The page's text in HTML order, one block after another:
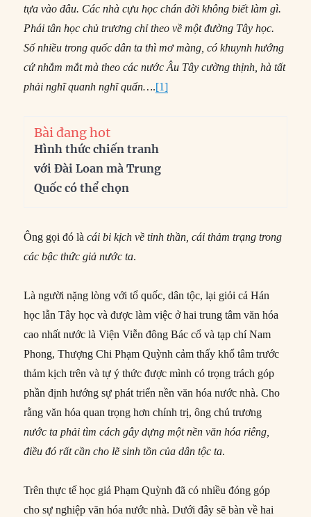
tựa vào đâu. Các nhà cựu học chán đời không biết làm gì.
Phái tân học chủ trương chỉ theo về một đường Tây học.
Số nhiều trong quốc dân ta thì mơ màng, có khuynh hướng
cứ nhắm mắt mà theo các nước Âu Tây cường thịnh, hà tất
phải nghĩ quanh nghĩ quẩn….[1]
Bài đang hot
Hình thức chiến tranh
với Đài Loan mà Trung
Quốc có thể chọn
Ông gọi đó làcái bi kịch về tinh thần, cái thảm trạng trong
các bậc thức giả nước ta.
Là người nặng lòng với tổ quốc, dân tộc, lại giỏi cả Hán
học lẫn Tây học và được làm việc ở hai trung tâm văn hóa
cao nhất nước là Viện Viễn đông Bác cổ và tạp chí Nam
Phong, Thượng Chi Phạm Quỳnh cảm thấy khổ tâm trước
thảm kịch trên và tự ý thức được mình có trọng trách góp
phần định hướng sự phát triển nền văn hóa nước nhà. Cho
rằng văn hóa quan trọng hơn chính trị, ông chủ trương
nước ta phải tìm cách gây dựng một nền văn hóa riêng,
điều đó rất cần cho lẽ sinh tồn của dân tộc ta.
Trên thực tế học giả Phạm Quỳnh đã có nhiều đóng góp
cho sự nghiệp văn hóa nước nhà. Dưới đây sẽ bàn về hai